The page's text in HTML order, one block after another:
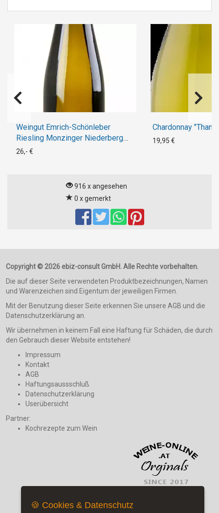
Weingut Emrich-Schönleber
Riesling Monzinger Niederberg
Erste Lage 2019
26,- €
Chardonnay
19,95 €
916 x angesehen
0 x gemerkt
Copyright © 2026 ebiz-consult GmbH. Alle Rechte vorbehalten.
Die auf dieser Seite verwendeten Produktbezeichnungen, Namen
und Warenzeichen sind Eigentum der jeweiligen Firmen.
Mit der Benutzung dieser Seite erkennen Sie unsere AGB und die
Datenschutzerklärung an.
Wir übernehmen in keinem Fall eine Haftung für Schäden, die durch
den Gebrauch dieser Website entstehen!
Impressum
Kontakt
AGB
Haftungsaussschluß
Datenschutzerklärung
Userübersicht
Partner:
Kochrezepte zum Wein
🍪 Cookies & Datenschutz